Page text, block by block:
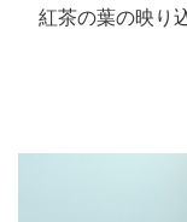
紅茶の葉の映り